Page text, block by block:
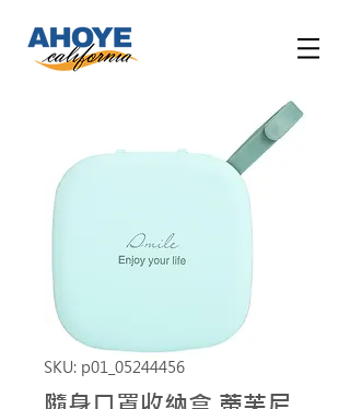
SKU: p01_05244456